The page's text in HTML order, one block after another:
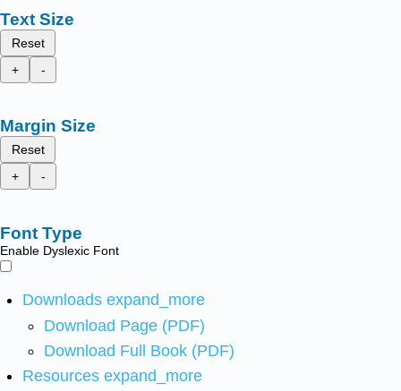
Text Size
Reset
+
-
Margin Size
Reset
+
-
Font Type
Enable Dyslexic Font
Downloads expand_more
Download Page (PDF)
Download Full Book (PDF)
Resources expand_more